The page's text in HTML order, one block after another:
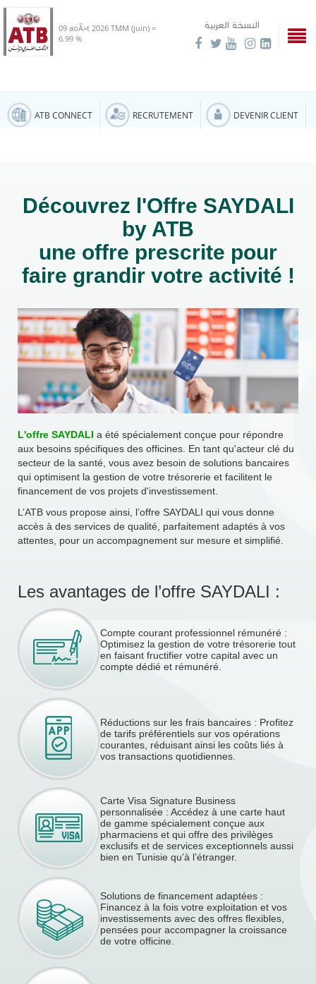
النسخة العربية 09 aoÃ»t 2026 TMM (juin) =
6.99 %
ATB CONNECT RECRUTEMENT DEVENIR CLIENT
Découvrez l'Offre SAYDALI
by ATB
une offre prescrite pour
faire grandir votre activité !
L'offre SAYDALI a été spécialement conçue pour répondre
aux besoins spécifiques des officines. En tant qu'acteur clé du
secteur de la santé, vous avez besoin de solutions bancaires
qui optimisent la gestion de votre trésorerie et facilitent le
financement de vos projets d'investissement.
L’ATB vous propose ainsi, l’offre SAYDALI qui vous donne
accès à des services de qualité, parfaitement adaptés à vos
attentes, pour un accompagnement sur mesure et simplifié.
Les avantages de l’offre SAYDALI :
Compte courant professionnel rémunéré :
Optimisez la gestion de votre trésorerie tout
en faisant fructifier votre capital avec un
compte dédié et rémunéré.
Réductions sur les frais bancaires : Profitez
de tarifs préférentiels sur vos opérations
courantes, réduisant ainsi les coûts liés à
vos transactions quotidiennes.
Carte Visa Signature Business
personnalisée : Accédez à une carte haut
de gamme spécialement conçue aux
pharmaciens et qui offre des privilèges
exclusifs et de services exceptionnels aussi
bien en Tunisie qu’à l’étranger.
Solutions de financement adaptées :
Financez à la fois votre exploitation et vos
investissements avec des offres flexibles,
pensées pour accompagner la croissance
de votre officine.